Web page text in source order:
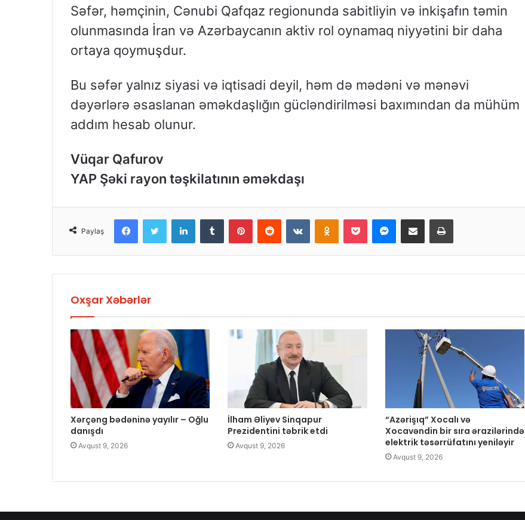
Səfər, həmçinin, Cənubi Qafqaz regionunda sabitliyin və inkişafın təmin
olunmasında İran və Azərbaycanın aktiv rol oynamaq niyyətini bir daha
ortaya qoymuşdur.
Bu səfər yalnız siyasi və iqtisadi deyil, həm də mədəni və mənəvi
dəyərlərə əsaslanan əməkdaşlığın gücləndirilməsi baxımından da mühüm
addım hesab olunur.
Vüqar Qafurov
YAP Şəki rayon təşkilatının əməkdaşı
Paylaş
Oxşar Xəbərlər
Xərçəng bədəninə yayılır – Oğlu
danışdı
Avqust 9, 2026
İlham Əliyev Sinqapur
Prezidentini təbrik etdi
Avqust 9, 2026
“Azərişıq” Xocalı və
Xocavəndin bir sıra ərazilərində
elektrik təsərrüfatını yeniləyir
Avqust 9, 2026